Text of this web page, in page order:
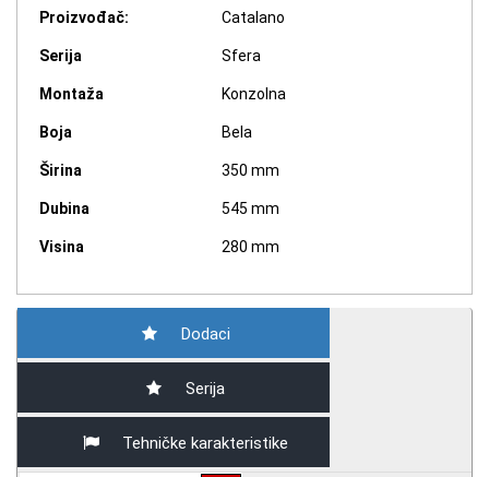
Proizvođač: Catalano
Serija Sfera
Montaža Konzolna
Boja Bela
Širina 350 mm
Dubina 545 mm
Visina 280 mm
Dodaci
Serija
Tehničke karakteristike